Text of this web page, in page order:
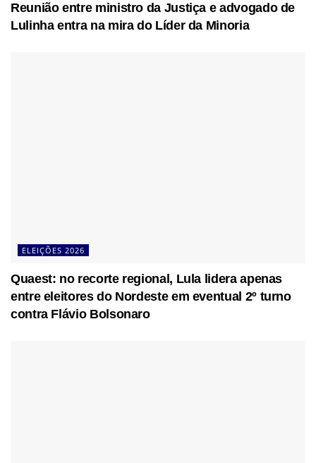
Reunião entre ministro da Justiça e advogado de
Lulinha entra na mira do Líder da Minoria
ELEIÇÕES 2026
Quaest: no recorte regional, Lula lidera apenas
entre eleitores do Nordeste em eventual 2º turno
contra Flávio Bolsonaro